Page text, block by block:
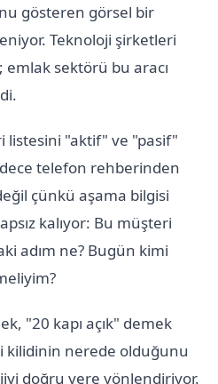
gösteren görsel bir
Teknoloji şirketleri
emlak sektörü bu aracı
listesini "aktif" ve "pasif"
telefon rehberinden
çünkü aşama bilgisi
kalıyor: Bu müşteri
adım ne? Bugün kimi
"20 kapı açık" demek
kilidinin nerede olduğunu
doğru yere yönlendiriyor.